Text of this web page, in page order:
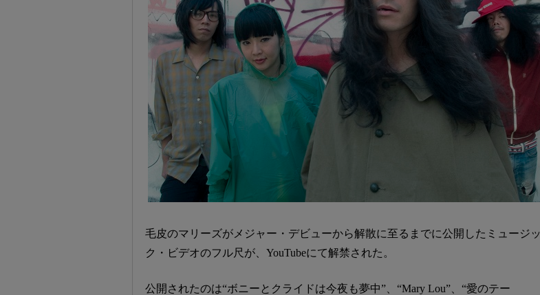
毛皮のマリーズがメジャー・デビューから解散に至るまでに公開したミュージッ
ク・ビデオのフル尺が、YouTubeにて解禁された。
公開されたのは“ボニーとクライドは今夜も夢中”、“Mary Lou”、“愛のテー